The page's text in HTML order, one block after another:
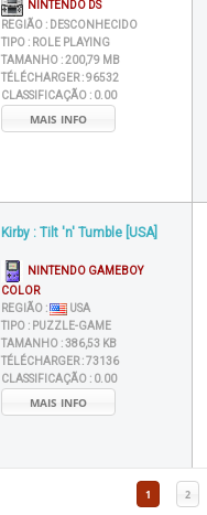
NINTENDO DS
REGIÃO : DESCONHECIDO
TIPO : ROLE PLAYING
TAMANHO :200,79 MB
TÉLÉCHARGER :96532
CLASSIFICAÇÃO : 0.00
MAIS INFO
Kirby : Tilt 'n' Tumble [USA]
NINTENDO GAMEBOY
COLOR
REGIÃO :
USA
TIPO : PUZZLE-GAME
TAMANHO :386,53 KB
TÉLÉCHARGER :73136
CLASSIFICAÇÃO : 0.00
MAIS INFO
1 2